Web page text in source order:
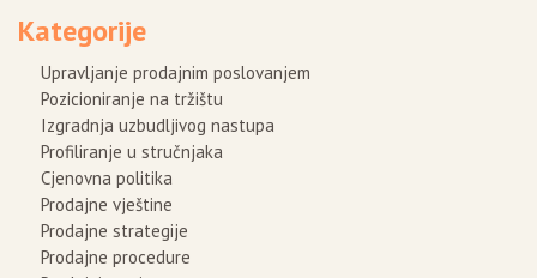
Kategorije
Upravljanje prodajnim poslovanjem
Pozicioniranje na tržištu
Izgradnja uzbudljivog nastupa
Profiliranje u stručnjaka
Cjenovna politika
Prodajne vještine
Prodajne strategije
Prodajne procedure